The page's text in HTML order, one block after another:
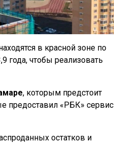
в красной зоне по
года, чтобы реализовать
, которым предстоит
предоставил «РБК» сервис
остатков и